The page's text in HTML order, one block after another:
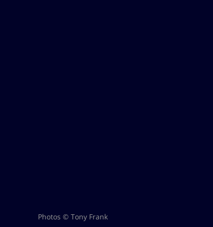
Photos © Tony Frank